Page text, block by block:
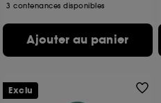
3 contenances disponibles
Ajouter au panier
Exclu